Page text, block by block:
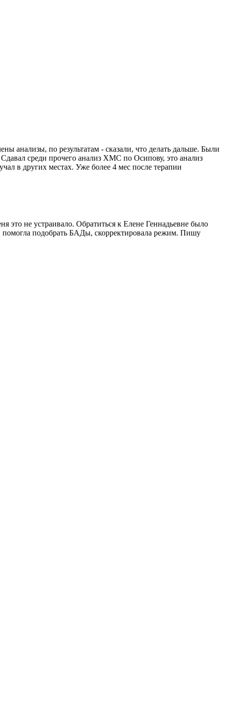
анализы, по результатам - сказали, что делать дальше. Были
среди прочего анализ ХМС по Осипову, это анализ
в других местах. Уже более 4 мес после терапии
это не устраивало. Обратиться к Елене Геннадьевне было
подобрать БАДы, скорректировала режим. Пишу